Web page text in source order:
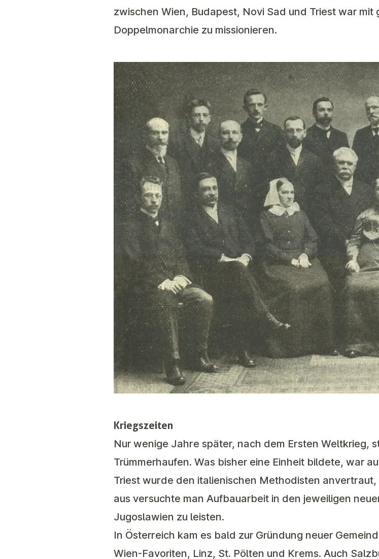
zwischen Wien, Budapest, Novi Sad und Triest war mit
Doppelmonarchie zu missionieren.
Kriegszeiten
Nur wenige Jahre später, nach dem Ersten Weltkrieg,
Trümmerhaufen. Was bisher eine Einheit bildete, war
Triest wurde den italienischen Methodisten
aus versuchte man Aufbauarbeit in den jeweiligen
Jugoslawien zu leisten.
In Österreich kam es bald zur Gründung neuer
Wien-Favoriten, Linz, St. Pölten und Krems. Auch